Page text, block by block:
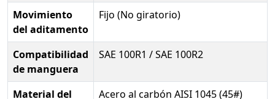
Movimiento
del aditamento
Fijo (No giratorio)
Compatibilidad
de manguera
SAE 100R1 / SAE 100R2
Material del
Acero al carbón AISI 1045 (45#)